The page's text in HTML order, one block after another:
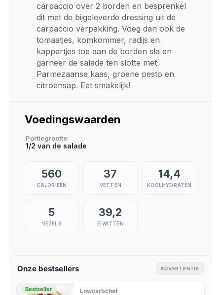
carpaccio over 2 borden en besprenkel
dit met de bijgeleverde dressing uit de
carpaccio verpakking. Voeg dan ook de
tomaatjes, komkommer, radijs en
kappertjes toe aan de borden sla en
garneer de salade ten slotte met
Parmezaanse kaas, groene pesto en
citroensap. Eet smakelijk!
Voedingswaarden
Portiegrootte
1/2 van de salade
560
CALORIEËN
37
VETTEN
14,4
KOOLHYDRATEN
5
VEZELS
39,2
EIWITTEN
Onze bestsellers ADVERTENTIE
Bestseller Lowcarbchef